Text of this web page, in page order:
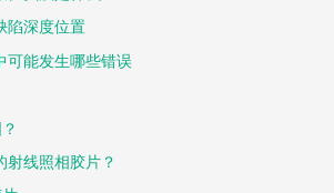
陷深度位置
可能发生哪些错误
射线照相胶片？